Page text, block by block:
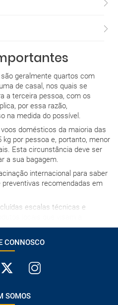
geralmente quartos com
de casal, nos quais se
a terceira pessoa, com os
por essa razão,
na medida do possível.
domésticos da maioria das
por pessoa e, portanto, menor
Esta circunstância deve ser
a sua bagagem.
internacional para saber
recomendadas em
escalas técnicas e
destino, devem ser enviados os
de 24 horas após a realização
preencham o formulário e-
através do site oficial do
CONNOSCO
SOMOS